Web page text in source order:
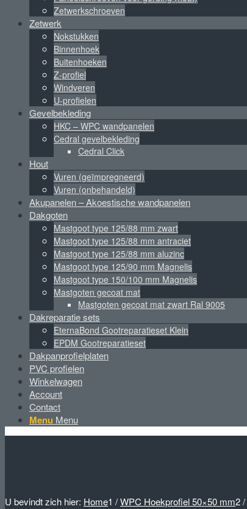
Zetwerkschroeven
Zetwerk
Nokstukken
Binnenhoek
Buitenhoeken
Z-profiel
Windveren
U-profielen
Gevelbekleding
HKC – WPC wandpanelen
Cedral gevelbekleding
Cedral Click
Hout
Vuren (geïmpregneerd)
Vuren (onbehandeld)
Akupanelen – Akoestische wandpanelen
Dakgoten
Mastgoot type 125/88 mm zwart
Mastgoot type 125/88 mm antraciet
Mastgoot type 125/88 mm aluzinc
Mastgoot type 125/90 mm Magnelis
Mastgoot type 150/100 mm Magnelis
Mastgoten gecoat mat
Mastgoten gecoat mat zwart Ral 9005
Dakreparatie sets
EternaBond Gootreparatieset Klein
EPDM Gootreparatieset
Dakpanprofielplaten
PVC profielen
Winkelwagen
Account
Contact
Menu Menu
U bevindt zich hier: Home1 /WPC Hoekprofiel 50×50 mm2/